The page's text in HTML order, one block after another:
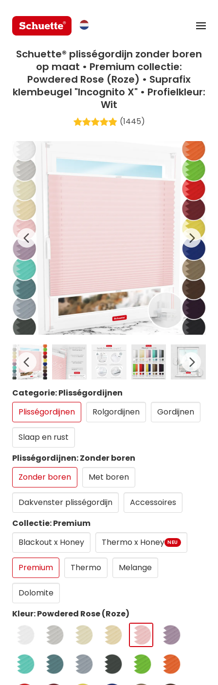
Schuette® plisségordijn zonder boren
op maat • Premium collectie:
Powdered Rose (Roze) • Suprafix
klembeugel "Incognito X" • Profielkleur:
Wit
(1445)
Categorie: Plisségordijnen
Plisségordijnen
Rolgordijnen Gordijnen
Slaap en rust
Plisségordijnen: Zonder boren
Zonder boren
Met boren
Dakvenster plisségordijn
Accessoires
Collectie: Premium
Blackout x Honey
Thermo x Honey NEU
Premium Thermo Melange
Dolomite
Kleur: Powdered Rose (Roze)